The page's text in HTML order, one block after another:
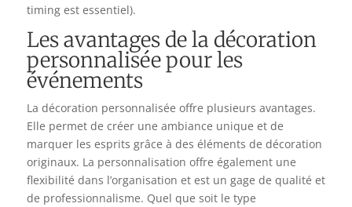
timing est essentiel).
Les avantages de la décoration
personnalisée pour les
événements
La décoration personnalisée offre plusieurs avantages.
Elle permet de créer une ambiance unique et de
marquer les esprits grâce à des éléments de décoration
originaux. La personnalisation offre également une
flexibilité dans l’organisation et est un gage de qualité et
de professionnalisme. Quel que soit le type